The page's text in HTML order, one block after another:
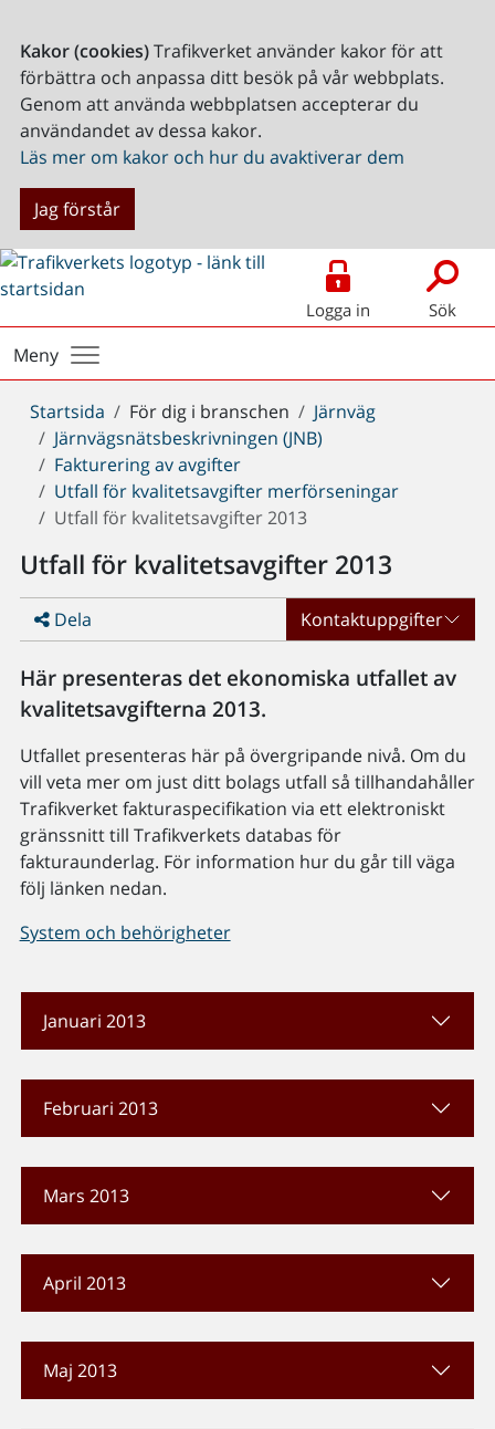
Kakor (cookies)Trafikverket använder kakor för att
förbättra och anpassa ditt besök på vår webbplats.
Genom att använda webbplatsen accepterar du
användandet av dessa kakor.
Läs mer om kakor och hur du avaktiverar dem
Jag förstår
Logga in Sök
Meny
Du
är
här:
Startsida För dig i branschen
Järnväg
Järnvägsnätsbeskrivningen (JNB)
Fakturering av avgifter
Utfall för kvalitetsavgifter merförseningar
Utfall för kvalitetsavgifter 2013
Utfall för kvalitetsavgifter 2013
Dela Kontaktuppgifter
Här presenteras det ekonomiska utfallet av
kvalitetsavgifterna 2013.
Utfallet presenteras här på övergripande nivå. Om du
vill veta mer om just ditt bolags utfall så tillhandahåller
Trafikverket fakturaspecifikation via ett elektroniskt
gränssnitt till Trafikverkets databas för
fakturaunderlag. För information hur du går till väga
följ länken nedan.
System och behörigheter
Januari 2013
Februari 2013
Mars 2013
April 2013
Maj 2013